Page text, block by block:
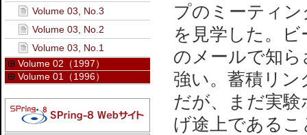
プのミーティ
を見学した。
のメールで知
強い。蓄積リン
だが、まだ実
げ途上である
Volume 03, No.3
Volume 03, No.2
Volume 03, No.1
Volume 02（1997）
Volume 01（1996）